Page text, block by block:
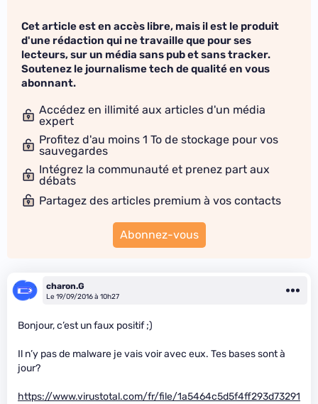
Cet article est en accès libre, mais il est le produit
d'une rédaction qui ne travaille que pour ses
lecteurs, sur un média sans pub et sans tracker.
Soutenez le journalisme tech de qualité en vous
abonnant.
Accédez en illimité aux articles d'un média
expert
Profitez d'au moins 1 To de stockage pour vos
sauvegardes
Intégrez la communauté et prenez part aux
débats
Partagez des articles premium à vos contacts
Abonnez-vous
charon.G
Le 19/09/2016 à 10h27
Bonjour, c’est un faux positif ;)
Il n’y pas de malware je vais voir avec eux. Tes bases sont à
jour?
https://www.virustotal.com/fr/file/1a5464c5d5f4ff293d73291